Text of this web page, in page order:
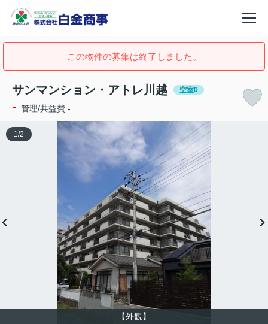
この物件の募集は終了しました。
サンマンション・アトレ川越 空室0
- 管理/共益費 -
【外観】
1 /2